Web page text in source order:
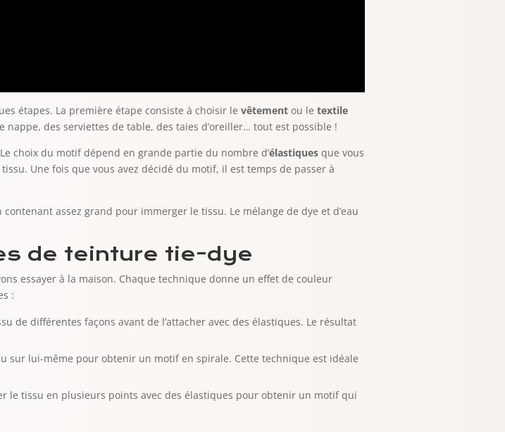
étapes. La première étape consiste à choisir levêtement ou letextile
des serviettes de table, des taies d’oreiller… tout est possible !
choix du motif dépend en grande partie du nombre d’élastiques que vous
Une fois que vous avez décidé du motif, il est temps de passer à
contenant assez grand pour immerger le tissu. Le mélange de dye et d’eau
de teinture tie-dye
essayer à la maison. Chaque technique donne un effet de couleur
:
de différentes façons avant de l’attacher avec des élastiques. Le résultat
sur lui-même pour obtenir un motif en spirale. Cette technique est idéale
le tissu en plusieurs points avec des élastiques pour obtenir un motif qui